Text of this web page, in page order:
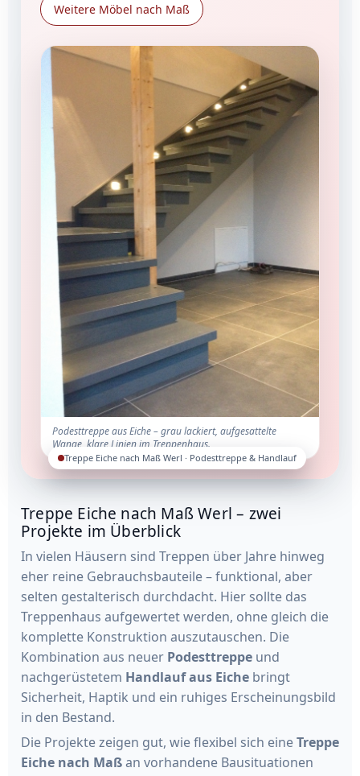
Weitere Möbel nach Maß
Podesttreppe aus Eiche – grau lackiert, aufgesattelte
Wange, klare Linien im Treppenhaus.
Treppe Eiche nach Maß Werl · Podesttreppe & Handlauf
Treppe Eiche nach Maß Werl – zwei
Projekte im Überblick
In vielen Häusern sind Treppen über Jahre hinweg
eher reine Gebrauchsbauteile – funktional, aber
selten gestalterisch durchdacht. Hier sollte das
Treppenhaus aufgewertet werden, ohne gleich die
komplette Konstruktion auszutauschen. Die
Kombination aus neuer Podesttreppe und
nachgerüstetem Handlauf aus Eiche bringt
Sicherheit, Haptik und ein ruhiges Erscheinungsbild
in den Bestand.
Die Projekte zeigen gut, wie flexibel sich eineTreppe
Eiche nach Maßan vorhandene Bausituationen